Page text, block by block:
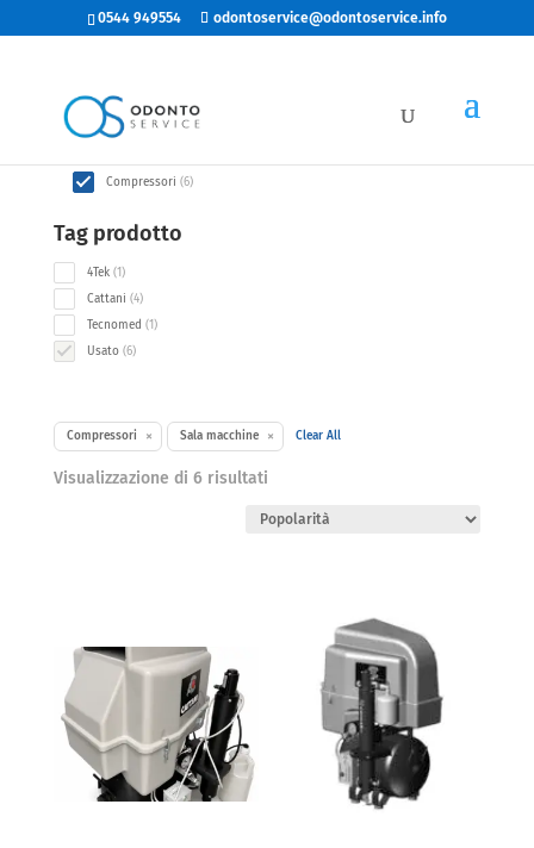
0544 949554 odontoservice@odontoservice.info
Categorie
Compressori 66
Tag prodotto
4Tek 11
product
Cattani 44
products
Tecnomed 11
Usato 66
Compressori × Sala macchine × Clear All
Visualizzazione di 6 risultatiPopolarità